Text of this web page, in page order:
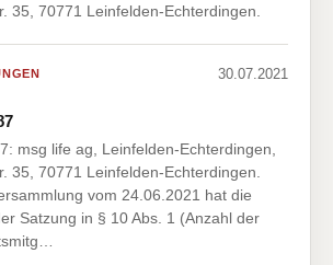
35, 70771 Leinfelden-Echterdingen.
30.07.2021
msg life ag, Leinfelden-Echterdingen,
35, 70771 Leinfelden-Echterdingen.
vom 24.06.2021 hat die
Satzung in § 10 Abs. 1 (Anzahl der